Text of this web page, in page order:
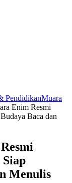
PendidikanMuara
Enim Resmi
Baca dan
Menulis